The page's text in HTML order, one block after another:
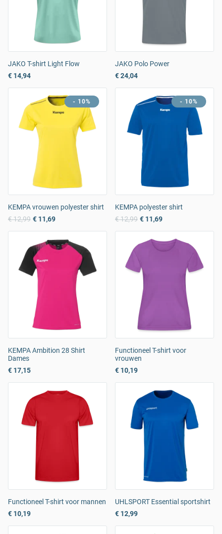
JAKO T-shirt Light Flow
€ 14,94
JAKO Polo Power
€ 24,04
- 10%
KEMPA vrouwen polyester shirt
€ 12,99 € 11,69
- 10%
KEMPA polyester shirt
€ 12,99 € 11,69
KEMPA Ambition 28 Shirt
Dames
€ 17,15
Functioneel T-shirt voor
vrouwen
€ 10,19
Functioneel T-shirt voor mannen
€ 10,19
UHLSPORT Essential sportshirt
€ 12,99